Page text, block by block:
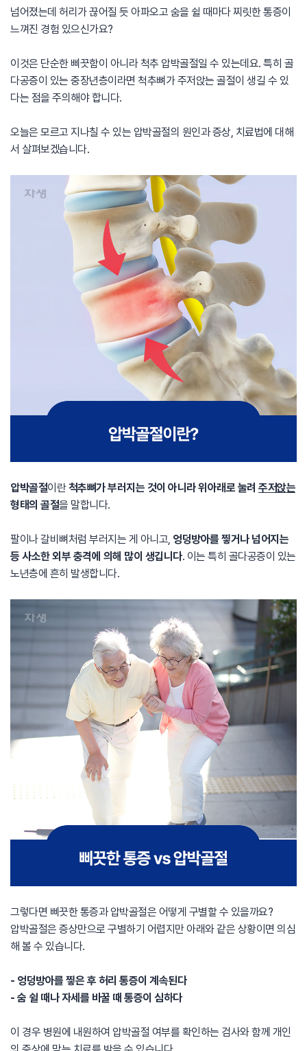
넘어졌는데 허리가 끊어질 듯 아파오고 숨을 쉴 때마다 찌릿한 통증이
느껴진 경험 있으신가요?
이것은 단순한 삐끗함이 아니라 척추 압박골절일 수 있는데요. 특히 골
다공증이 있는 중장년층이라면 척추뼈가 주저앉는 골절이 생길 수 있
다는 점을 주의해야 합니다.
오늘은 모르고 지나칠 수 있는 압박골절의 원인과 증상, 치료법에 대해
서 살펴보겠습니다.
압박골절이란척추뼈가 부러지는 것이 아니라 위아래로 눌려 주저앉는
형태의 골절을 말합니다.
팔이나 갈비뼈처럼 부러지는 게 아니고, 엉덩방아를 찧거나 넘어지는
등 사소한 외부 충격에 의해 많이 생깁니다. 이는 특히 골다공증이 있는
노년층에 흔히 발생합니다.
그렇다면 삐끗한 통증과 압박골절은 어떻게 구별할 수 있을까요?
압박골절은 증상만으로 구별하기 어렵지만 아래와 같은 상황이면 의심
해 볼 수 있습니다.
- 엉덩방아를 찧은 후 허리 통증이 계속된다
- 숨 쉴 때나 자세를 바꿀 때 통증이 심하다
이 경우 병원에 내원하여 압박골절 여부를 확인하는 검사와 함께 개인